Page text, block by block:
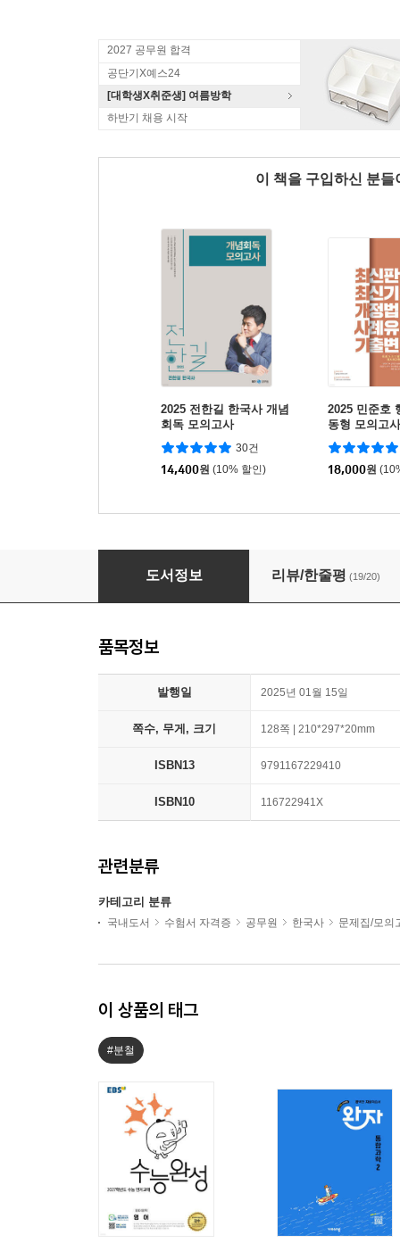
2027 공무원 합격
공단기X예스24
[대학생X취준생] 여름방학
하반기 채용 시작
이 책을 구입하신 분
2025 전한길 한국사 개념
회독 모의고사
30건
14,400원 (10% 할인)
2025 민준호
동형 모의고
기)
18,000원
2025 전한길 한국사 4.0 실전동형 모의고사 시
도서정보 리뷰/한줄평 (19/20)
품목정보
발행일 2025년 01월 15일
쪽수, 무게, 크기 128쪽 | 210*297*20mm
ISBN13 9791167229410
ISBN10 116722941X
관련분류
카테고리 분류
국내도서 수험서 자격증 공무원 한국사 문제집/모의
이 상품의 태그
#분철